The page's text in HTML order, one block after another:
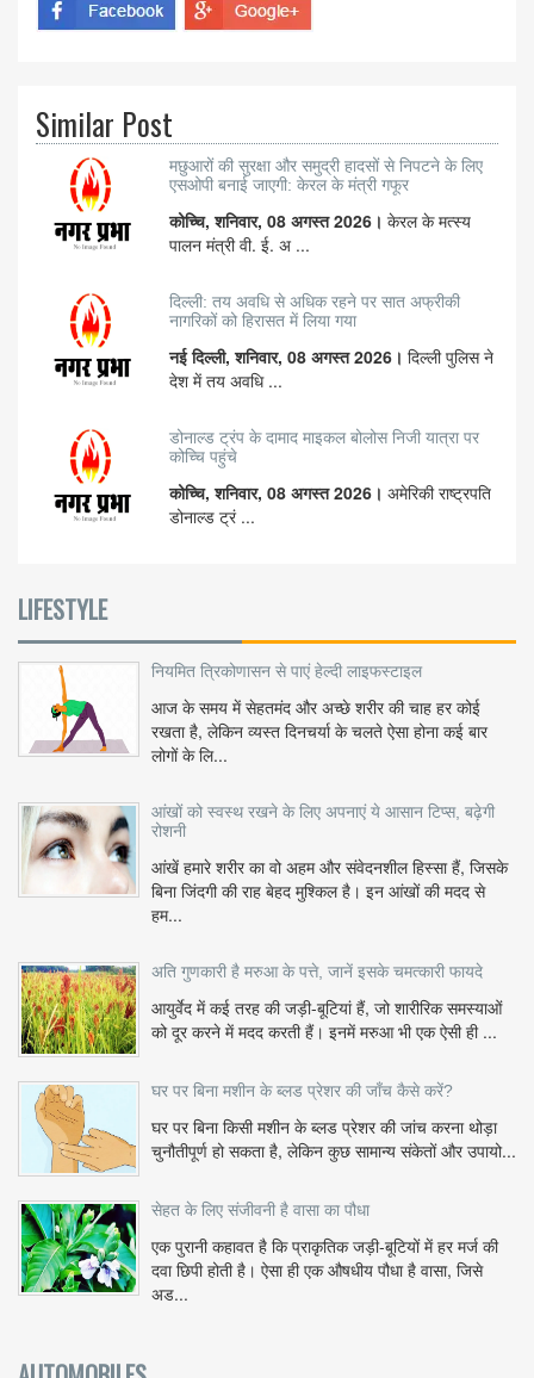
Similar Post
मछुआरों की सुरक्षा और समुद्री हादसों से निपटने के लिए
एसओपी बनाई जाएगी: केरल के मंत्री गफूर
कोच्चि, शनिवार, 08 अगस्त 2026। केरल के मत्स्य
पालन मंत्री वी. ई. अ ...
दिल्ली: तय अवधि से अधिक रहने पर सात अफ्रीकी
नागरिकों को हिरासत में लिया गया
नई दिल्ली, शनिवार, 08 अगस्त 2026। दिल्ली पुलिस ने
देश में तय अवधि ...
डोनाल्ड ट्रंप के दामाद माइकल बोलोस निजी यात्रा पर
कोच्चि पहुंचे
कोच्चि, शनिवार, 08 अगस्त 2026। अमेरिकी राष्ट्रपति
डोनाल्ड ट्रं ...
LIFESTYLE
नियमित त्रिकोणासन से पाएं हेल्दी लाइफस्टाइल
आज के समय में सेहतमंद और अच्छे शरीर की चाह हर कोई
रखता है, लेकिन व्यस्त दिनचर्या के चलते ऐसा होना कई बार
लोगों के लि...
आंखों को स्वस्थ रखने के लिए अपनाएं ये आसान टिप्स, बढ़ेगी
रोशनी
आंखें हमारे शरीर का वो अहम और संवेदनशील हिस्सा हैं, जिसके
बिना जिंदगी की राह बेहद मुश्किल है। इन आंखों की मदद से
हम...
अति गुणकारी है मरुआ के पत्ते, जानें इसके चमत्कारी फायदे
आयुर्वेद में कई तरह की जड़ी-बूटियां हैं, जो शारीरिक समस्याओं
को दूर करने में मदद करती हैं। इनमें मरुआ भी एक ऐसी ही ...
घर पर बिना मशीन के ब्लड प्रेशर की जाँच कैसे करें?
घर पर बिना किसी मशीन के ब्लड प्रेशर की जांच करना थोड़ा
चुनौतीपूर्ण हो सकता है, लेकिन कुछ सामान्य संकेतों और उपायो...
सेहत के लिए संजीवनी है वासा का पौधा
एक पुरानी कहावत है कि प्राकृतिक जड़ी-बूटियों में हर मर्ज की
दवा छिपी होती है। ऐसा ही एक औषधीय पौधा है वासा, जिसे
अड...